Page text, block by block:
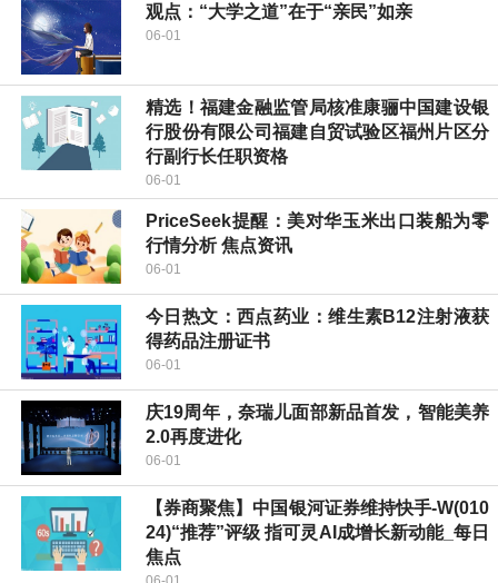
观点：“大学之道”在于“亲民”如亲
06-01
精选！福建金融监管局核准康骊中国建设银
行股份有限公司福建自贸试验区福州片区分
行副行长任职资格
06-01
PriceSeek提醒：美对华玉米出口装船为零
行情分析 焦点资讯
06-01
今日热文：西点药业：维生素B12注射液获
得药品注册证书
06-01
庆19周年，奈瑞儿面部新品首发，智能美养
2.0再度进化
06-01
【券商聚焦】中国银河证券维持快手-W(010
24)“推荐”评级 指可灵AI成增长新动能_每日
焦点